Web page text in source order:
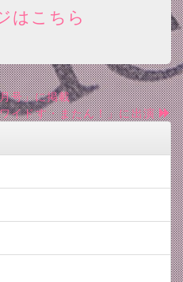
はこちら
号」に掲載
イドす・またん！」に出演